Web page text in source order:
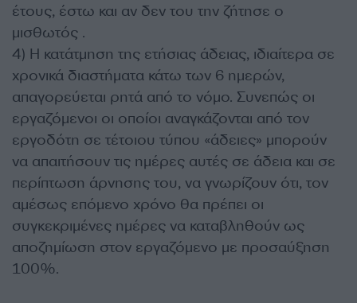
έτους, έστω και αν δεν του την ζήτησε ο
μισθωτός .
4) Η κατάτμηση της ετήσιας άδειας, ιδιαίτερα σε
χρονικά διαστήματα κάτω των 6 ημερών,
απαγορεύεται ρητά από το νόμο. Συνεπώς οι
εργαζόμενοι οι οποίοι αναγκάζονται από τον
εργοδότη σε τέτοιου τύπου «άδειες» μπορούν
να απαιτήσουν τις ημέρες αυτές σε άδεια και σε
περίπτωση άρνησης του, να γνωρίζουν ότι, τον
αμέσως επόμενο χρόνο θα πρέπει οι
συγκεκριμένες ημέρες να καταβληθούν ως
αποζημίωση στον εργαζόμενο με προσαύξηση
100%.